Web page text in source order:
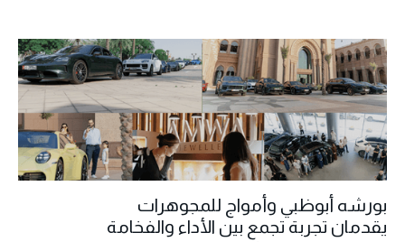
بورشه أبوظبي وأمواج للمجوهرات
يقدمان تجربة تجمع بين الأداء والفخامة